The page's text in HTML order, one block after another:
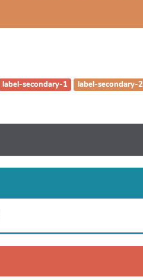
label-secondary-1 label-secondary-2